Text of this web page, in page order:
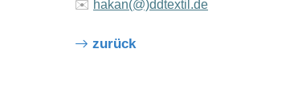
✉️ hakan(@)ddtextil.de
zurück